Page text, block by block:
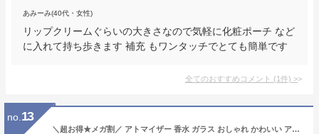
あみーみ(40代・女性)
リップクリームぐらいの大きさなので気軽に化粧ポーチ など
に入れて持ち歩きます 補充 もワンタッチでとても簡単です
全てのおすすめコメント (1件) >
no. 13
＼超お得★メガ割／ アトマイザー 香水 ガラス おしゃれ かわいい アドマイザー 噴射 アルコール 消毒 詰め替え容器 エタノール スプレー スプレーボトル ボトル ミニ スリム 小さめ コンパクト 携帯用 持ち運び 空容器 6ml 香水 可愛い